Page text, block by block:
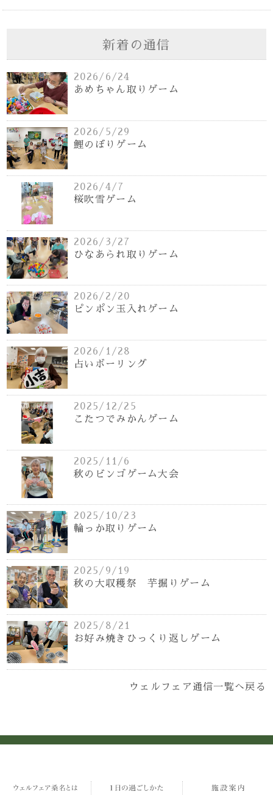
新着の通信
2026/6/24
あめちゃん取りゲーム
2026/5/29
鯉のぼりゲーム
2026/4/7
桜吹雪ゲーム
2026/3/27
ひなあられ取りゲーム
2026/2/20
ピンポン玉入れゲーム
2026/1/28
占いボーリング
2025/12/25
こたつでみかんゲーム
2025/11/6
秋のビンゴゲーム大会
2025/10/23
輪っか取りゲーム
2025/9/19
秋の大収穫祭 芋掘りゲーム
2025/8/21
お好み焼きひっくり返しゲーム
ウェルフェア通信一覧へ戻る